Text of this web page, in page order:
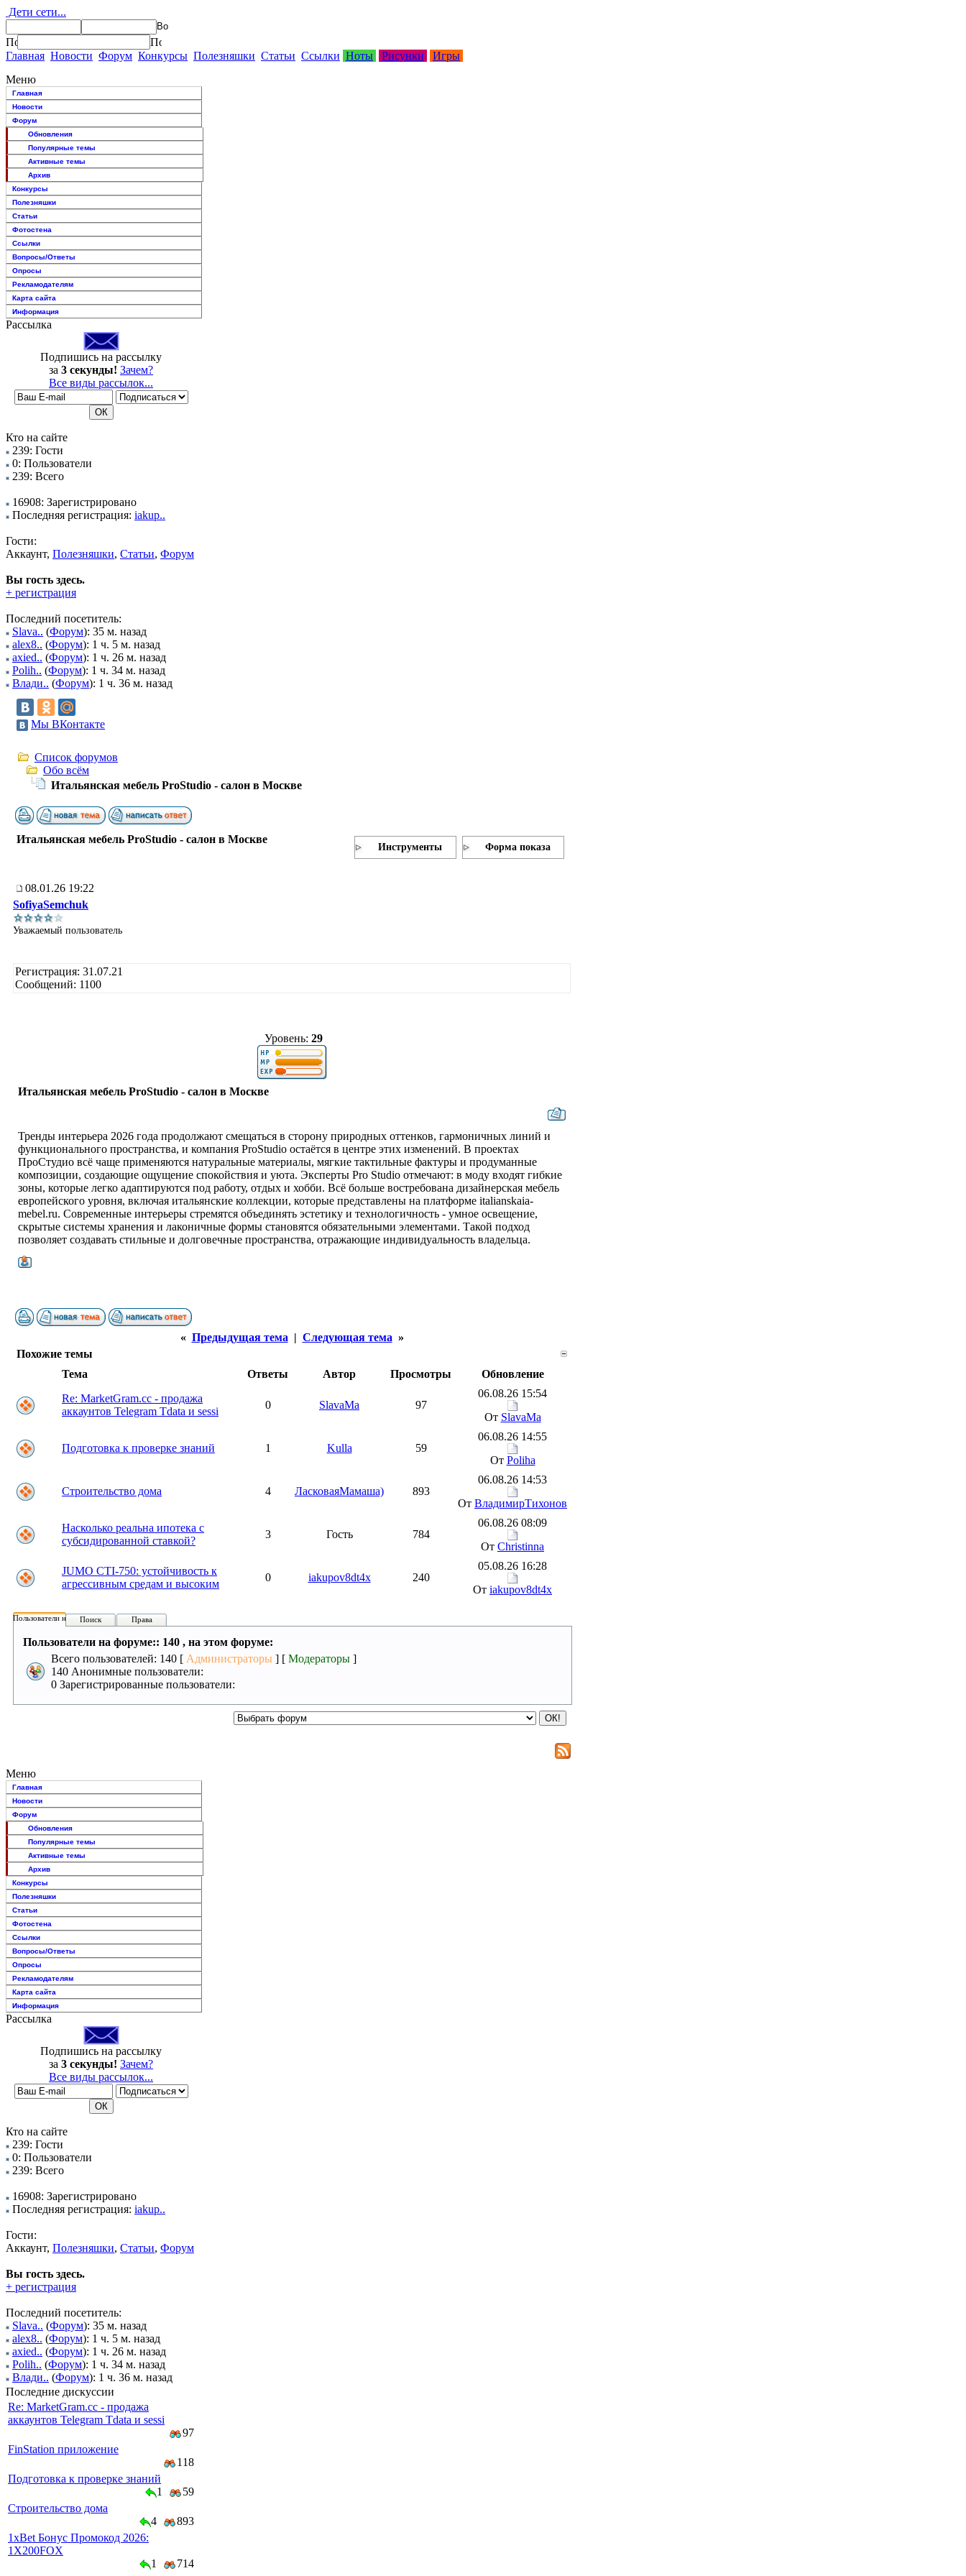
Дети сети...
Главная Новости Форум Конкурсы Полезняшки Статьи Ссылки Ноты Рисунки
Игры
Меню
Главная
Новости
Форум
Обновления
Популярные темы
Активные темы
Архив
Конкурсы
Полезняшки
Статьи
Фотостена
Ссылки
Вопросы/Ответы
Опросы
Рекламодателям
Карта сайта
Информация
Рассылка
Подпишись на рассылку
за 3 секунды! Зачем?
Все виды рассылок...
Кто на сайте
239: Гости
0: Пользователи
239: Всего
16908: Зарегистрировано
Последняя регистрация: iakup..
Гости:
Аккаунт, Полезняшки, Статьи, Форум
Вы гость здесь.
+ регистрация
Последний посетитель:
Slava.. (Форум): 35 м. назад
alex8.. (Форум): 1 ч. 5 м. назад
axied.. (Форум): 1 ч. 26 м. назад
Polih.. (Форум): 1 ч. 34 м. назад
Влади.. (Форум): 1 ч. 36 м. назад
Мы ВКонтакте
Список форумов
Обо всём
Итальянская мебель ProStudio - салон в Москве
Итальянская мебель ProStudio - салон в Москве
Инструменты Форма показа
08.01.26 19:22
SofiyaSemchuk
Уважаемый пользователь
Регистрация: 31.07.21
Сообщений: 1100
Уровень: 29
Итальянская мебель ProStudio - салон в Москве
Тренды интерьера 2026 года продолжают смещаться в сторону природных оттенков, гармоничных линий и
функционального пространства, и компания ProStudio остаётся в центре этих изменений. В проектах
ПроСтудио всё чаще применяются натуральные материалы, мягкие тактильные фактуры и продуманные
композиции, создающие ощущение спокойствия и уюта. Эксперты Pro Studio отмечают: в моду входят гибкие
зоны, которые легко адаптируются под работу, отдых и хобби. Всё больше востребована дизайнерская мебель
европейского уровня, включая итальянские коллекции, которые представлены на платформе italianskaia-
mebel.ru. Современные интерьеры стремятся объединять эстетику и технологичность - умное освещение,
скрытые системы хранения и лаконичные формы становятся обязательными элементами. Такой подход
позволяет создавать стильные и долговечные пространства, отражающие индивидуальность владельца.
« Предыдущая тема | Следующая тема »
Похожие темы
Тема
Ответы Автор Просмотры
Обновление
Re: MarketGram.cc - продажа
аккаунтов Telegram Tdata и sessi
0 SlavaMa 97
06.08.26 15:54
От SlavaMa
Подготовка к проверке знаний 1 Kulla 59
06.08.26 14:55
От Poliha
Строительство дома 4 ЛасковаяМамаша) 893
06.08.26 14:53
От ВладимирТихонов
Насколько реальна ипотека с
субсидированной ставкой?
3 Гость 784
06.08.26 08:09
От Christinna
JUMO CTI-750: устойчивость к
агрессивным средам и высоким
0 iakupov8dt4x 240
05.08.26 16:28
От iakupov8dt4x
Пользователи на форуме:
Поиск Права
Пользователи на форуме:: 140 , на этом форуме:
Всего пользователей: 140 [ Администраторы ] [ Модераторы ]
140 Анонимные пользователи:
0 Зарегистрированные пользователи:
Меню
Главная
Новости
Форум
Обновления
Популярные темы
Активные темы
Архив
Конкурсы
Полезняшки
Статьи
Фотостена
Ссылки
Вопросы/Ответы
Опросы
Рекламодателям
Карта сайта
Информация
Рассылка
Подпишись на рассылку
за 3 секунды! Зачем?
Все виды рассылок...
Кто на сайте
239: Гости
0: Пользователи
239: Всего
16908: Зарегистрировано
Последняя регистрация: iakup..
Гости:
Аккаунт, Полезняшки, Статьи, Форум
Вы гость здесь.
+ регистрация
Последний посетитель:
Slava.. (Форум): 35 м. назад
alex8.. (Форум): 1 ч. 5 м. назад
axied.. (Форум): 1 ч. 26 м. назад
Polih.. (Форум): 1 ч. 34 м. назад
Влади.. (Форум): 1 ч. 36 м. назад
Последние дискуссии
Re: MarketGram.cc - продажа
аккаунтов Telegram Tdata и sessi
97
FinStation приложение
118
Подготовка к проверке знаний
1
59
Строительство дома
4
893
1xBet Бонус Промокод 2026:
1X200FOX
1
714